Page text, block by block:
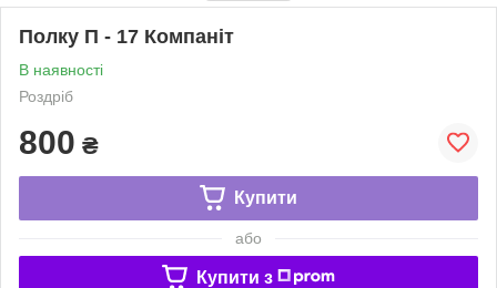
Полку П - 17 Компаніт
В наявності
Роздріб
800 ₴
Купити
або
Купити з